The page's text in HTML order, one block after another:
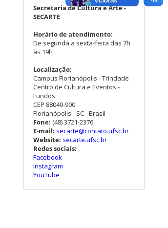
Secretaria de Cultura e Arte -
SECARTE
Horário de atendimento:
De segunda a sexta-feira das 7h
às 19h
Localização:
Campus Florianópolis - Trindade
Centro de Cultura e Eventos -
Fundos
CEP 88040-900
Florianópolis - SC - Brasil
Fone: (48) 3721-2376
E-mail: secarte@contato.ufsc.br
Website: secarte.ufsc.br
Redes sociais:
Facebook
Instagram
YouTube